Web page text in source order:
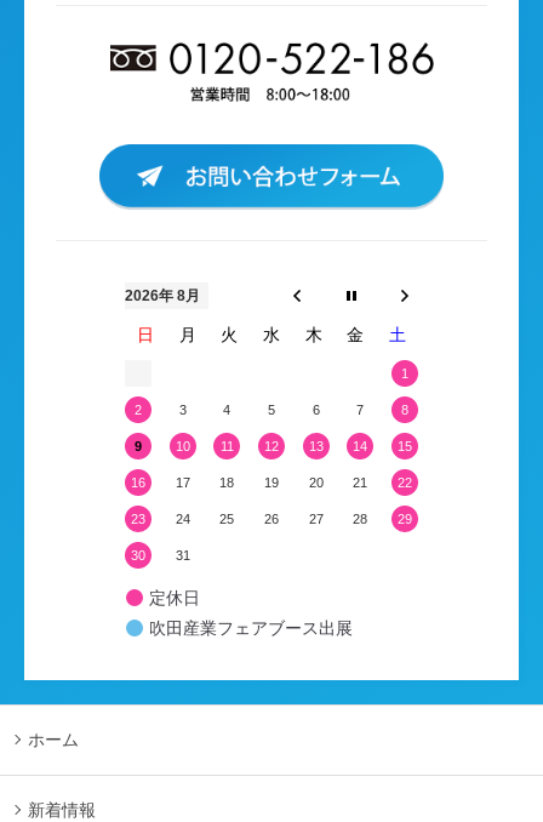
2026年 8月
日 月 火 水 木 金 土
1
2 3 4 5 6 7 8
9 10 11 12 13 14 15
16 17 18 19 20 21 22
23 24 25 26 27 28 29
30 31
定休日
吹田産業フェアブース出展
ホーム
新着情報